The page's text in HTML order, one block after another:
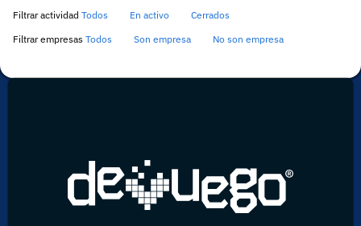
Filtrar actividad Todos En activo
Cerrados
Filtrar empresas Todos Son empresa No son empresa